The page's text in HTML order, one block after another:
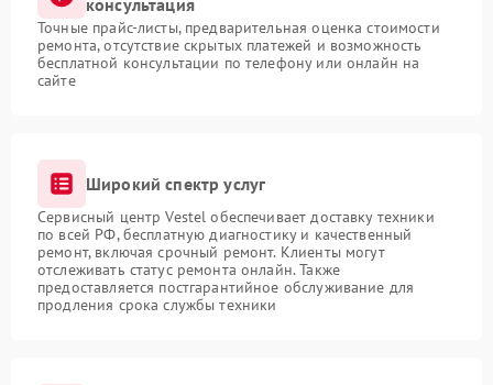
консультация
Точные прайс-листы, предварительная оценка стоимости
ремонта, отсутствие скрытых платежей и возможность
бесплатной консультации по телефону или онлайн на
сайте
Широкий спектр услуг
Сервисный центр Vestel обеспечивает доставку техники
по всей РФ, бесплатную диагностику и качественный
ремонт, включая срочный ремонт. Клиенты могут
отслеживать статус ремонта онлайн. Также
предоставляется постгарантийное обслуживание для
продления срока службы техники